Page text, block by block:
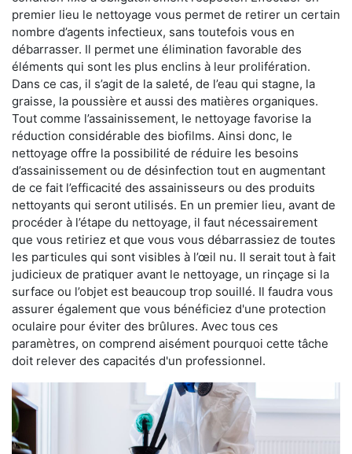
premier lieu le nettoyage vous permet de retirer un certain
nombre d’agents infectieux, sans toutefois vous en
débarrasser. Il permet une élimination favorable des
éléments qui sont les plus enclins à leur prolifération.
Dans ce cas, il s’agit de la saleté, de l’eau qui stagne, la
graisse, la poussière et aussi des matières organiques.
Tout comme l’assainissement, le nettoyage favorise la
réduction considérable des biofilms. Ainsi donc, le
nettoyage offre la possibilité de réduire les besoins
d’assainissement ou de désinfection tout en augmentant
de ce fait l’efficacité des assainisseurs ou des produits
nettoyants qui seront utilisés. En un premier lieu, avant de
procéder à l’étape du nettoyage, il faut nécessairement
que vous retiriez et que vous vous débarrassiez de toutes
les particules qui sont visibles à l’œil nu. Il serait tout à fait
judicieux de pratiquer avant le nettoyage, un rinçage si la
surface ou l’objet est beaucoup trop souillé. Il faudra vous
assurer également que vous bénéficiez d'une protection
oculaire pour éviter des brûlures. Avec tous ces
paramètres, on comprend aisément pourquoi cette tâche
doit relever des capacités d'un professionnel.